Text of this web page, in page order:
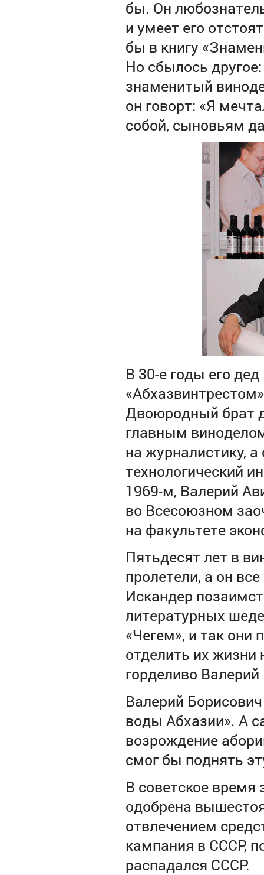
бы. Он
и умеет его
бы в книгу
Но сбылось
знаменитый
он говорт: «Я
собой, сыновьям
В 30-е годы его
Двоюродный брат
главным
на журналистику,
технологический
1969-м, Валерий
во Всесоюзном
на факультете
Пятьдесят лет в
пролетели, а он
Искандер
литературных
«Чегем», и так
отделить их жизни
горделиво
Валерий
воды Абхазии». А
возрождение
смог бы поднять
В советское
одобрена
отвлечением
кампания в СССР,
распадался СССР.